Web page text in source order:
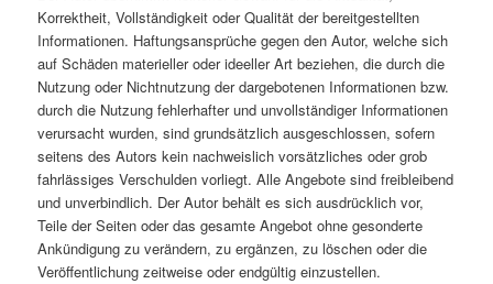
Korrektheit, Vollständigkeit oder Qualität der bereitgestellten
Informationen. Haftungsansprüche gegen den Autor, welche sich
auf Schäden materieller oder ideeller Art beziehen, die durch die
Nutzung oder Nichtnutzung der dargebotenen Informationen bzw.
durch die Nutzung fehlerhafter und unvollständiger Informationen
verursacht wurden, sind grundsätzlich ausgeschlossen, sofern
seitens des Autors kein nachweislich vorsätzliches oder grob
fahrlässiges Verschulden vorliegt. Alle Angebote sind freibleibend
und unverbindlich. Der Autor behält es sich ausdrücklich vor,
Teile der Seiten oder das gesamte Angebot ohne gesonderte
Ankündigung zu verändern, zu ergänzen, zu löschen oder die
Veröffentlichung zeitweise oder endgültig einzustellen.